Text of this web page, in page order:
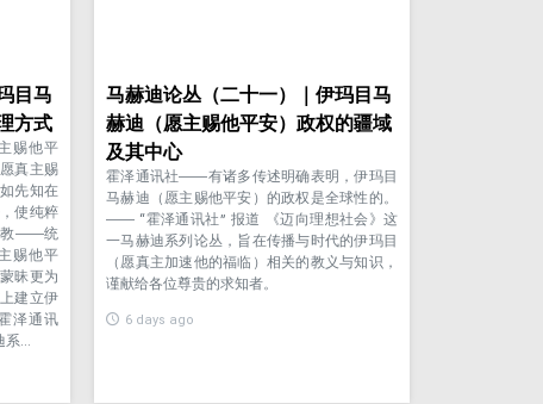
目马
方式
赐他平
真主赐
先知在
使纯粹
教——统
赐他平
昧更为
建立伊
泽通讯
系…
马赫迪论丛（二十一）｜伊玛目马
赫迪（愿主赐他平安）政权的疆域
及其中心
霍泽通讯社——有诸多传述明确表明，伊玛目
马赫迪（愿主赐他平安）的政权是全球性的。
—— “霍泽通讯社” 报道 《迈向理想社会》这
一马赫迪系列论丛，旨在传播与时代的伊玛目
（愿真主加速他的福临）相关的教义与知识，
谨献给各位尊贵的求知者。
6 days ago